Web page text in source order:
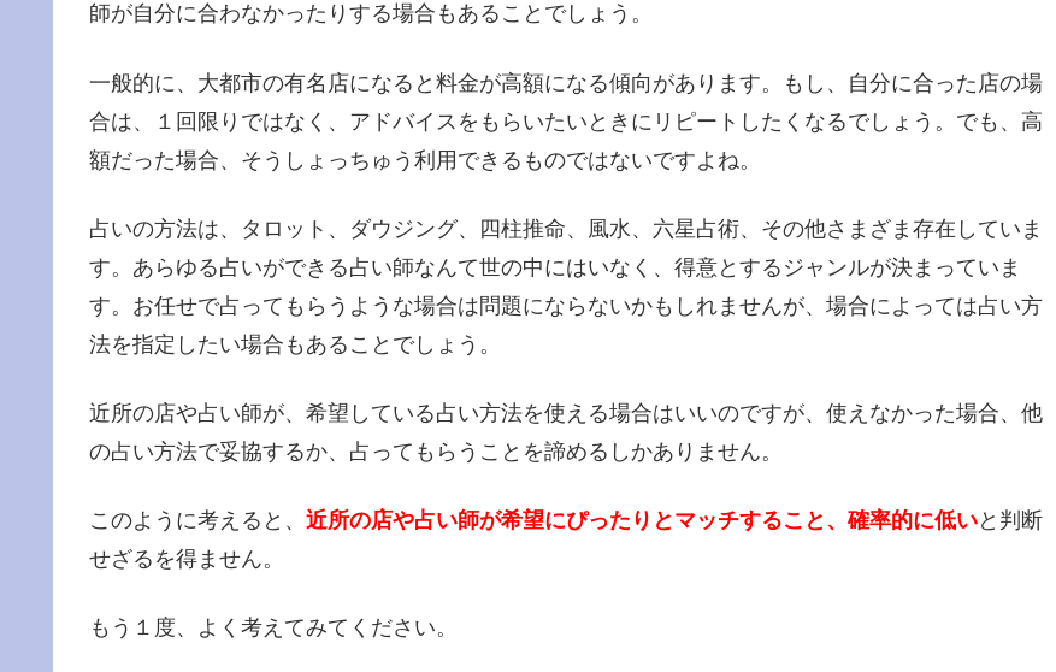
師が自分に合わなかったりする場合もあることでしょう。
一般的に、大都市の有名店になると料金が高額になる傾向があります。もし、自分に合った店の場
合は、１回限りではなく、アドバイスをもらいたいときにリピートしたくなるでしょう。でも、高
額だった場合、そうしょっちゅう利用できるものではないですよね。
占いの方法は、タロット、ダウジング、四柱推命、風水、六星占術、その他さまざま存在していま
す。あらゆる占いができる占い師なんて世の中にはいなく、得意とするジャンルが決まっていま
す。お任せで占ってもらうような場合は問題にならないかもしれませんが、場合によっては占い方
法を指定したい場合もあることでしょう。
近所の店や占い師が、希望している占い方法を使える場合はいいのですが、使えなかった場合、他
の占い方法で妥協するか、占ってもらうことを諦めるしかありません。
このように考えると、 近所の店や占い師が希望にぴったりとマッチすること、確率的に低いと判断
せざるを得ません。
もう１度、よく考えてみてください。